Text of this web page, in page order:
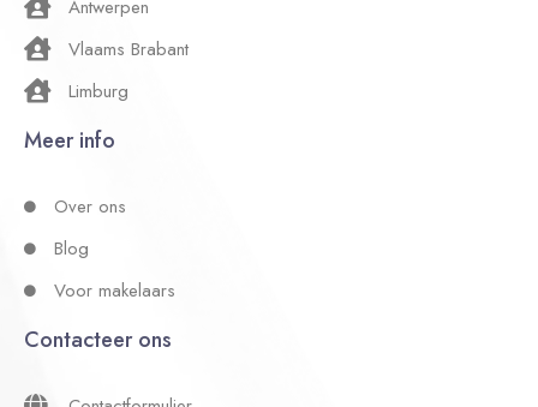
Antwerpen
Vlaams Brabant
Limburg
Meer info
Over ons
Blog
Voor makelaars
Contacteer ons